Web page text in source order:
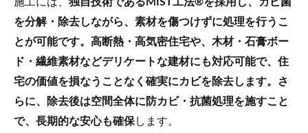
施工には、 独自技術であるMIST工法®を採用し、カビ菌
を分解・除去しながら、素材を傷つけずに処理を行うこ
とが可能です。高断熱・高気密住宅や、木材・石膏ボー
ド・繊維素材などデリケートな建材にも対応可能で、住
宅の価値を損なうことなく確実にカビを除去します。さ
らに、除去後は空間全体に防カビ・抗菌処理を施すこと
で、長期的な安心も確保 します。